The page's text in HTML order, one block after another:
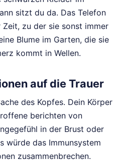
sitzt du da. Das Telefon
zu der sie sonst immer
Blume im Garten, die sie
kommt in Wellen.
auf die Trauer
des Kopfes. Dein Körper
berichten von
in der Brust oder
würde das Immunsystem
zusammenbrechen.